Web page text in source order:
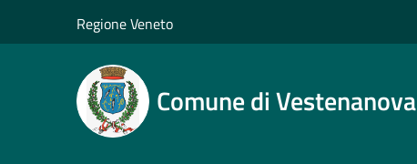
Regione Veneto
Comune di Vestenanova